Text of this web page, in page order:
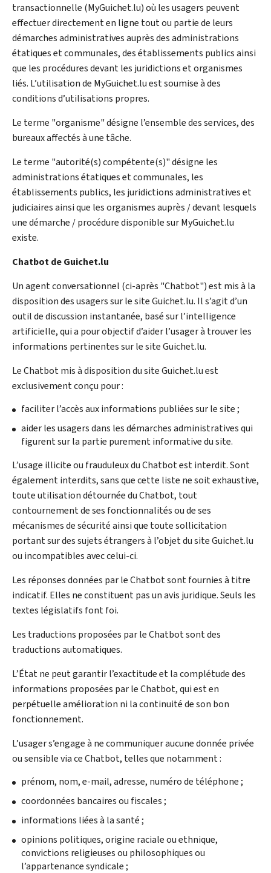
transactionnelle (MyGuichet.lu) où les usagers peuvent
effectuer directement en ligne tout ou partie de leurs
démarches administratives auprès des administrations
étatiques et communales, des établissements publics ainsi
que les procédures devant les juridictions et organismes
liés. L’utilisation de MyGuichet.lu est soumise à des
conditions d’utilisations propres.
Le terme "organisme" désigne l’ensemble des services, des
bureaux affectés à une tâche.
Le terme "autorité(s) compétente(s)" désigne les
administrations étatiques et communales, les
établissements publics, les juridictions administratives et
judiciaires ainsi que les organismes auprès / devant lesquels
une démarche / procédure disponible sur MyGuichet.lu
existe.
Chatbot de Guichet.lu
Un agent conversationnel (ci-après "Chatbot") est mis à la
disposition des usagers sur le site Guichet.lu. Il s’agit d’un
outil de discussion instantanée, basé sur l’intelligence
artificielle, qui a pour objectif d’aider l’usager à trouver les
informations pertinentes sur le site Guichet.lu.
LeChatbotmis à disposition du site Guichet.lu est
exclusivement conçu pour :
faciliter l’accès aux informations publiées sur le site ;
aider les usagers dans les démarches administratives qui
figurent sur la partie purement informative du site.
L’usage illicite ou frauduleux duChatbotest interdit. Sont
également interdits, sans que cette liste ne soit exhaustive,
toute utilisation détournée duChatbot, tout
contournement de ses fonctionnalités ou de ses
mécanismes de sécurité ainsi que toute sollicitation
portant sur des sujets étrangers à l’objet du site Guichet.lu
ou incompatibles avec celui-ci.
Les réponses données par leChatbotsont fournies à titre
indicatif. Elles ne constituent pas un avis juridique. Seuls les
textes législatifs font foi.
Les traductions proposées par leChatbotsont des
traductions automatiques.
L’État ne peut garantir l’exactitude et la complétude des
informations proposées par leChatbot, qui est en
perpétuelle amélioration ni la continuité de son bon
fonctionnement.
L’usager s’engage à ne communiquer aucune donnée privée
ou sensible via ceChatbot, telles que notamment :
prénom, nom, e-mail, adresse, numéro de téléphone ;
coordonnées bancaires ou fiscales ;
informations liées à la santé ;
opinions politiques, origine raciale ou ethnique,
convictions religieuses ou philosophiques ou
l’appartenance syndicale ;